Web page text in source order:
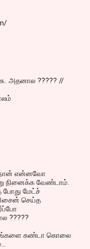
அதனால ????? //
நான் என்னவோ
நினைக்க வேண்டாம்.
மேட்ச்
செய்த
?????
கண்டா கொலை